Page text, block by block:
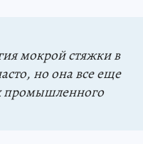
мокрой стяжки в
но она все еще
промышленного